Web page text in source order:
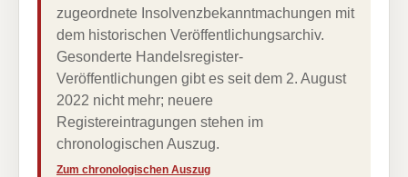
zugeordnete Insolvenzbekanntmachungen mit
dem historischen Veröffentlichungsarchiv.
Gesonderte Handelsregister-
Veröffentlichungen gibt es seit dem 2. August
2022 nicht mehr; neuere
Registereintragungen stehen im
chronologischen Auszug.
Zum chronologischen Auszug